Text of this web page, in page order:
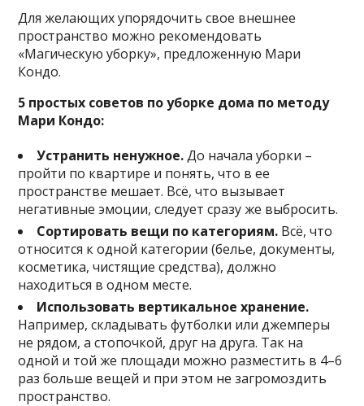
Для желающих упорядочить свое внешнее
пространство можно рекомендовать
«Магическую уборку», предложенную Мари
Кондо.
5 простых советов по уборке дома по методу
Мари Кондо:
Устранить ненужное.До начала уборки –
пройти по квартире и понять, что в ее
пространстве мешает. Всё, что вызывает
негативные эмоции, следует сразу же выбросить.
Сортировать вещи по категориям. Всё, что
относится к одной категории (белье, документы,
косметика, чистящие средства), должно
находиться в одном месте.
Использовать вертикальное хранение.
Например, складывать футболки или джемперы
не рядом, а стопочкой, друг на друга. Так на
одной и той же площади можно разместить в 4–6
раз больше вещей и при этом не загромоздить
пространство.